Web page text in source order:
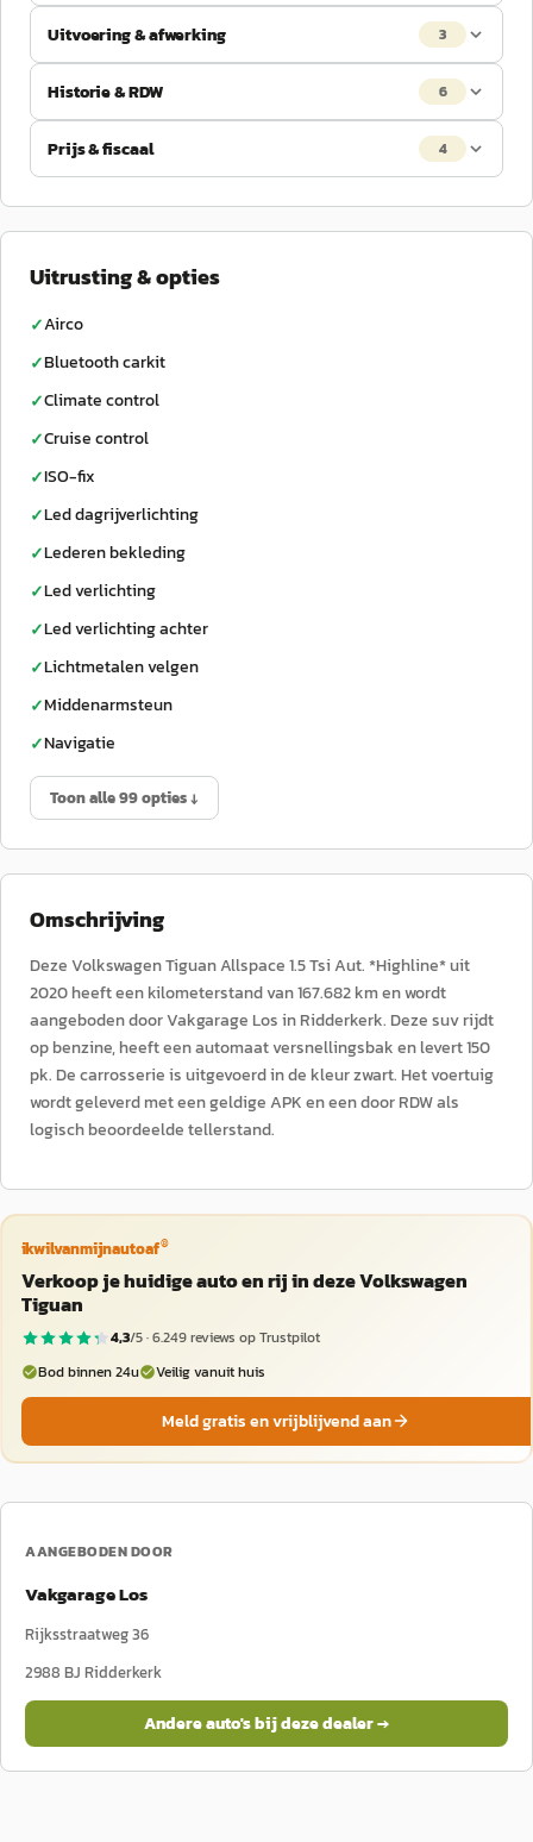
Uitvoering & afwerking 3
Historie & RDW 6
Prijs & fiscaal 4
Uitrusting & opties
✓Airco
✓Bluetooth carkit
✓Climate control
✓Cruise control
✓ISO-fix
✓Led dagrijverlichting
✓Lederen bekleding
✓Led verlichting
✓Led verlichting achter
✓Lichtmetalen velgen
✓Middenarmsteun
✓Navigatie
Toon alle 99 opties ↓
Omschrijving
Deze Volkswagen Tiguan Allspace 1.5 Tsi Aut. *Highline* uit
2020 heeft een kilometerstand van 167.682 km en wordt
aangeboden door Vakgarage Los in Ridderkerk. Deze suv rijdt
op benzine, heeft een automaat versnellingsbak en levert 150
pk. De carrosserie is uitgevoerd in de kleur zwart. Het voertuig
wordt geleverd met een geldige APK en een door RDW als
logisch beoordeelde tellerstand.
ikwilvanmijnautoaf®
Verkoop je huidige auto en rij in deze Volkswagen
Tiguan
4,3/5 ·6.249reviews op Trustpilot
Bod binnen 24u
Veilig vanuit huis
Meld gratis en vrijblijvend aan
AANGEBODEN DOOR
Vakgarage Los
Rijksstraatweg 36
2988 BJ Ridderkerk
Andere auto's bij deze dealer →